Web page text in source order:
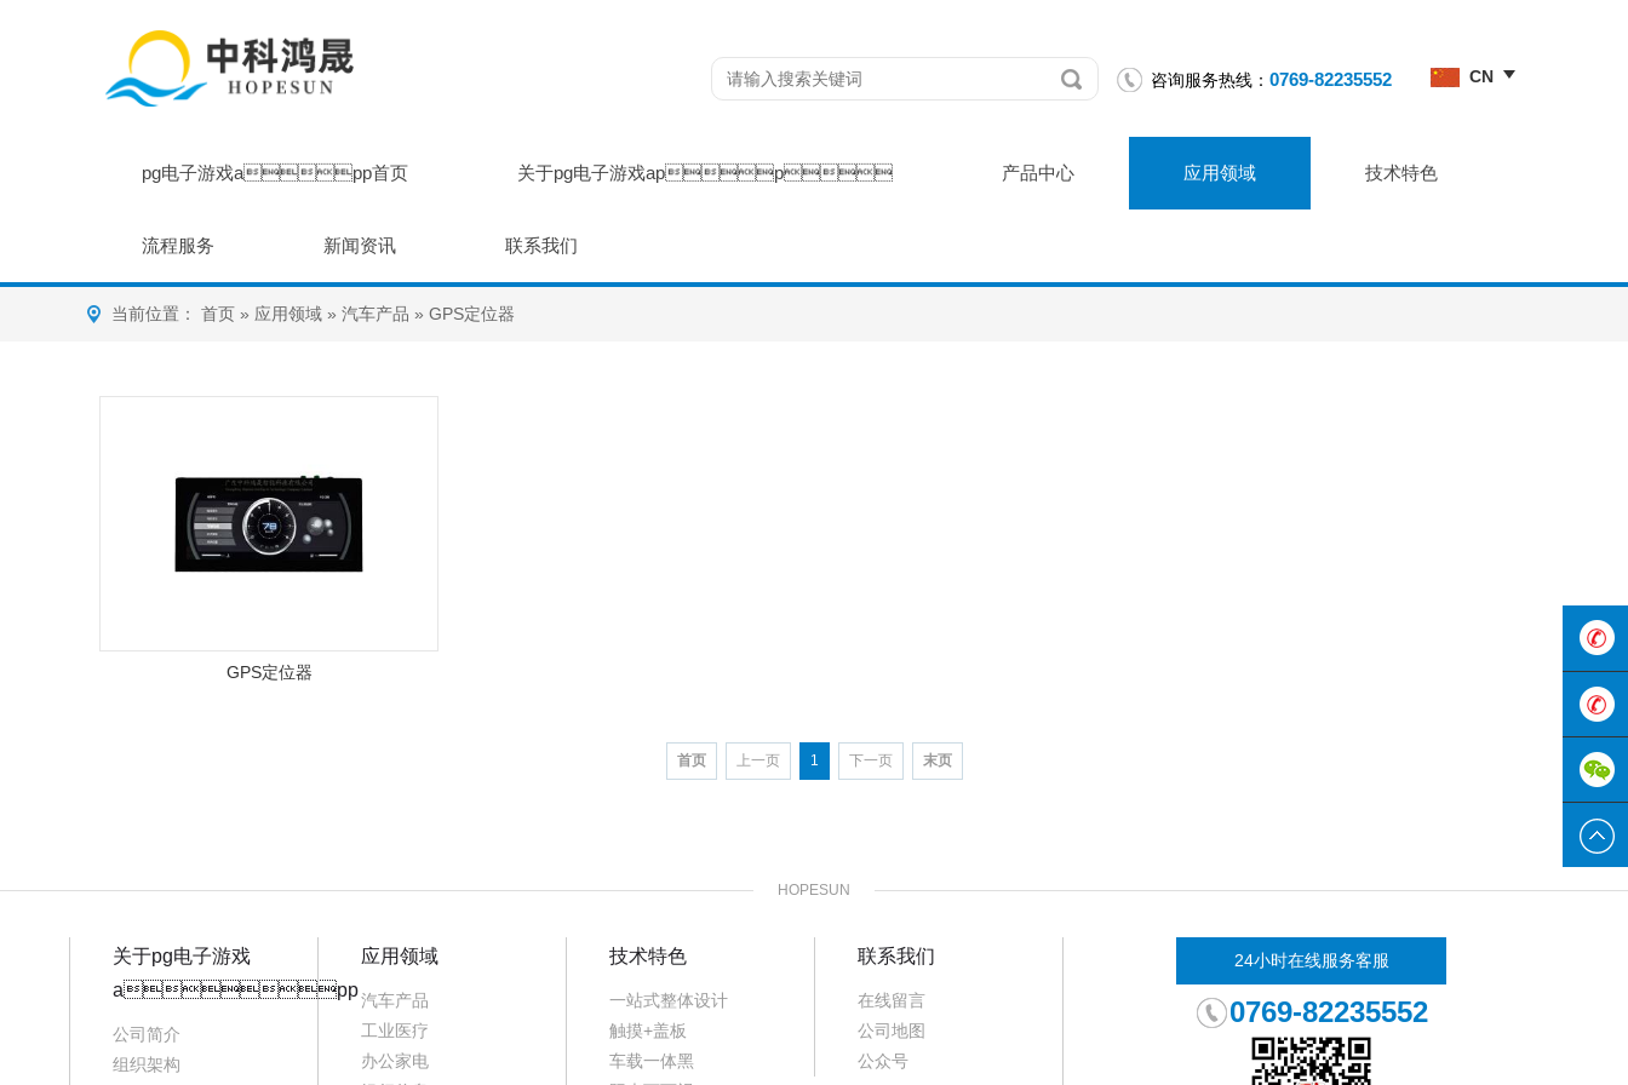
CN
咨询服务热线： 0769-82235552
pg电子游戏app首页 关于pg电子游戏app 产品中心 应用领域 技术特色
流程服务 新闻资讯 联系我们
当前位置： 首页 » 应用领域 » 汽车产品 » GPS定位器
GPS定位器
首页 上一页 1 下一页 末页
HOPESUN
关于pg电子游戏
app
公司简介
组织架构
应用领域
汽车产品
工业医疗
办公家电
技术特色
一站式整体设计
触摸+盖板
车载一体黑
联系我们
在线留言
公司地图
公众号
24小时在线服务客服
0769-82235552
180-
3333-
8555
0769-